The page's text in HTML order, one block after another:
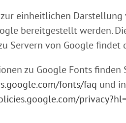
einheitlichen
bereitgestellt werden.
Servern von Google
zu Google Fonts finden
fonts/faq und